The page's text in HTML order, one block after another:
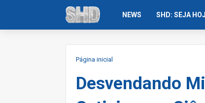
NEWS SHD: SEJA
Página inicial
Desvendando